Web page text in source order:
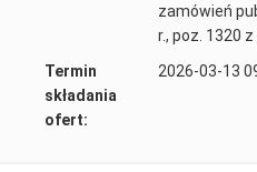
zamówień
r., poz. 1320
Termin
składania
ofert:
2026-03-13